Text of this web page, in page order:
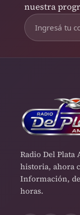
nuestra
Radio Del Plata
historia, ahora
Información,
horas.